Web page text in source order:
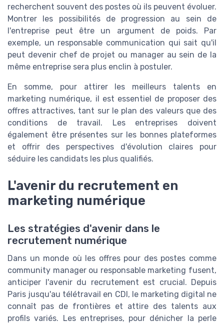
recherchent souvent des postes où ils peuvent évoluer.
Montrer les possibilités de progression au sein de
l'entreprise peut être un argument de poids. Par
exemple, un responsable communication qui sait qu'il
peut devenir chef de projet ou manager au sein de la
même entreprise sera plus enclin à postuler.
En somme, pour attirer les meilleurs talents en
marketing numérique, il est essentiel de proposer des
offres attractives, tant sur le plan des valeurs que des
conditions de travail. Les entreprises doivent
également être présentes sur les bonnes plateformes
et offrir des perspectives d'évolution claires pour
séduire les candidats les plus qualifiés.
L'avenir du recrutement en
marketing numérique
Les stratégies d'avenir dans le
recrutement numérique
Dans un monde où les offres pour des postes comme
community manager ou responsable marketing fusent,
anticiper l'avenir du recrutement est crucial. Depuis
Paris jusqu'au télétravail en CDI, le marketing digital ne
connaît pas de frontières et attire des talents aux
profils variés. Les entreprises, pour dénicher la perle